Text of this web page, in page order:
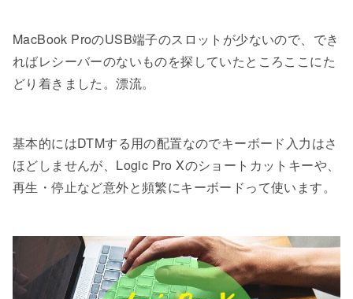
MacBook ProのUSB端子のスロットが少ないので、でき
ればレシーバーのないものを探していたところここにた
どり着きました。漂流。
基本的にはDTMする用の配置なのでキーボード入力はさ
ほどしませんが、Logic Pro Xのショートカットキーや、
再生・停止など意外と頻繁にキーボードって使います。